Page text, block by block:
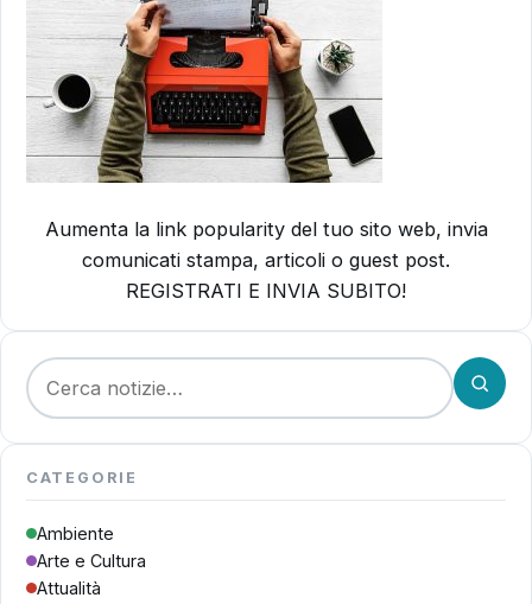
Aumenta la link popularity del tuo sito web, invia
comunicati stampa, articoli o guest post.
REGISTRATI E INVIA SUBITO!
Cerca:
CATEGORIE
Ambiente
Arte e Cultura
Attualità